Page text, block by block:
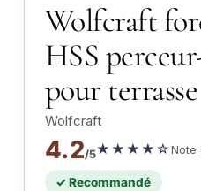
Wolfcraft
HSS
pour terrasse
Wolfcraft
4.2/5★★★★☆ Note
✓ Recommandé